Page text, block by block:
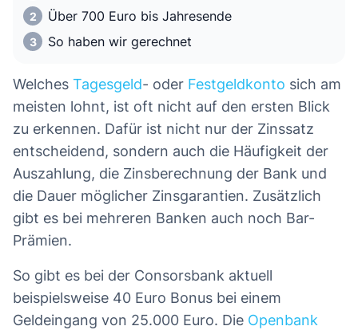
Über 700 Euro bis Jahresende
So haben wir gerechnet
Welches Tagesgeld- oder Festgeldkonto sich am
meisten lohnt, ist oft nicht auf den ersten Blick
zu erkennen. Dafür ist nicht nur der Zinssatz
entscheidend, sondern auch die Häufigkeit der
Auszahlung, die Zinsberechnung der Bank und
die Dauer möglicher Zinsgarantien. Zusätzlich
gibt es bei mehreren Banken auch noch Bar-
Prämien.
So gibt es bei der Consorsbank aktuell
beispielsweise 40 Euro Bonus bei einem
Geldeingang von 25.000 Euro. Die Openbank